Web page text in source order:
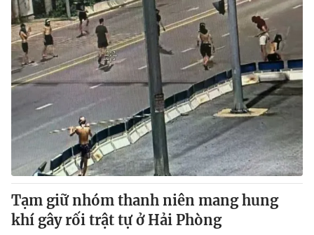
Video Shorts video
VTV Money VTV Thể thao
VTV Sức khoẻ Bất động sản
Thị trường 24h Tấm lòng Việt
VTV4 Vươn mình bằng AI
VTV9 VTV8
Tạm giữ nhóm thanh niên mang hung
khí gây rối trật tự ở Hải Phòng